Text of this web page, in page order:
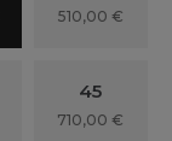
510,00 €
45
710,00 €